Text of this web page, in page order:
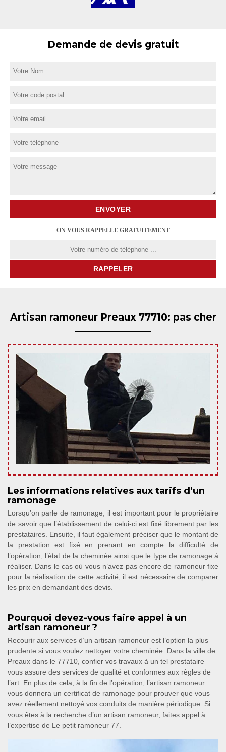
Demande de devis gratuit
ON VOUS RAPPELLE GRATUITEMENT
Artisan ramoneur Preaux 77710: pas cher
Les informations relatives aux tarifs d’un
ramonage
Lorsqu’on parle de ramonage, il est important pour le propriétaire
de savoir que l’établissement de celui-ci est fixé librement par les
prestataires. Ensuite, il faut également préciser que le montant de
la prestation est fixé en prenant en compte la difficulté de
l’opération, l’état de la cheminée ainsi que le type de ramonage à
réaliser. Dans le cas où vous n’avez pas encore de ramoneur fixe
pour la réalisation de cette activité, il est nécessaire de comparer
les prix en demandant des devis.
Pourquoi devez-vous faire appel à un
artisan ramoneur ?
Recourir aux services d’un artisan ramoneur est l’option la plus
prudente si vous voulez nettoyer votre cheminée. Dans la ville de
Preaux dans le 77710, confier vos travaux à un tel prestataire
vous assure des services de qualité et conformes aux règles de
l’art. En plus de cela, à la fin de l’opération, l’artisan ramoneur
vous donnera un certificat de ramonage pour prouver que vous
avez réellement nettoyé vos conduits de manière périodique. Si
vous êtes à la recherche d’un artisan ramoneur, faites appel à
l’expertise de Le petit ramoneur 77.